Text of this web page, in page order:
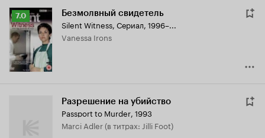
Рейтинг
Кинопоиска
7.0
7.0 Безмолвный свидетель
Silent Witness, Сериал, 1996–...
Vanessa Irons
Разрешение на убийство
Passport to Murder, 1993
Marci Adler (в титрах: Jilli Foot)